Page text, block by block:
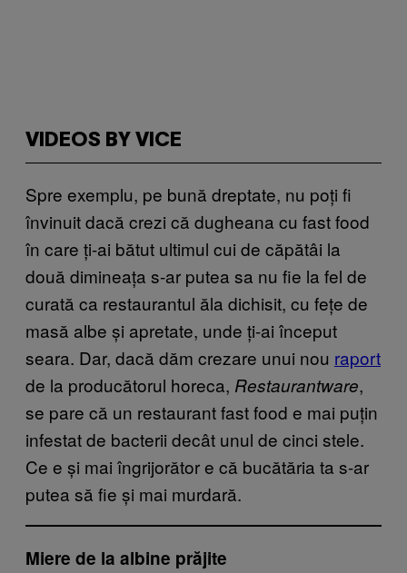
VIDEOS BY VICE
Spre exemplu, pe bună dreptate, nu poți fi
învinuit dacă crezi că dugheana cu fast food
în care ți-ai bătut ultimul cui de căpătâi la
două dimineața s-ar putea sa nu fie la fel de
curată ca restaurantul ăla dichisit, cu fețe de
masă albe și apretate, unde ți-ai început
seara. Dar, dacă dăm crezare unui nou raport
de la producătorul horeca, Restaurantware,
se pare că un restaurant fast food e mai puțin
infestat de bacterii decât unul de cinci stele.
Ce e și mai îngrijorător e că bucătăria ta s-ar
putea să fie și mai murdară.
Miere de la albine prăjite